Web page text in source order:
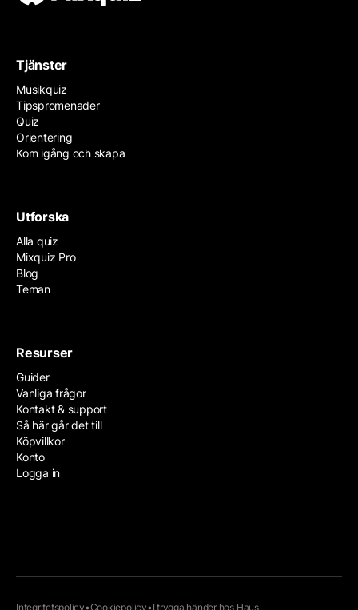
Tjänster
Musikquiz
Tipspromenader
Quiz
Orientering
Kom igång och skapa
Utforska
Alla quiz
Mixquiz Pro
Blog
Teman
Resurser
Guider
Vanliga frågor
Kontakt & support
Så här går det till
Köpvillkor
Konto
Logga in
Integritetspolicy•Cookiepolicy•I trygga händer hos Haus